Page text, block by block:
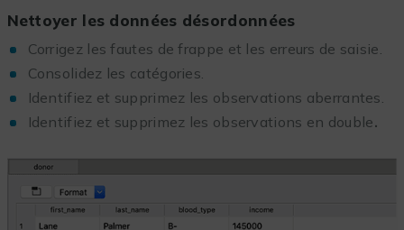
Nettoyer les données désordonnées
Corrigez les fautes de frappe et les erreurs de saisie.
Consolidez les catégories.
Identifiez et supprimez les observations aberrantes.
Identifiez et supprimez les observations en double.